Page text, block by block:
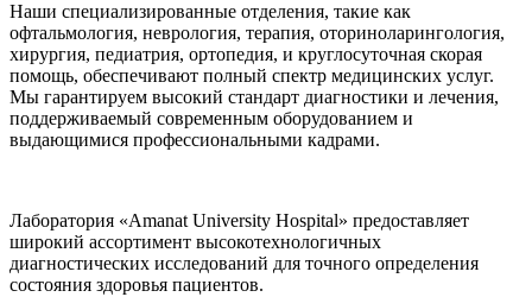
Наши специализированные отделения, такие как
офтальмология, неврология, терапия, оториноларингология,
хирургия, педиатрия, ортопедия, и круглосуточная скорая
помощь, обеспечивают полный спектр медицинских услуг.
Мы гарантируем высокий стандарт диагностики и лечения,
поддерживаемый современным оборудованием и
выдающимися профессиональными кадрами.
Лаборатория «Amanat University Hospital» предоставляет
широкий ассортимент высокотехнологичных
диагностических исследований для точного определения
состояния здоровья пациентов.